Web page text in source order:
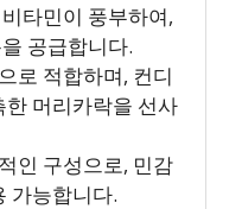
타민이 풍부하여,
공급합니다.
로 적합하며, 컨디
머리카락을 선사
인 구성으로, 민감
가능합니다.